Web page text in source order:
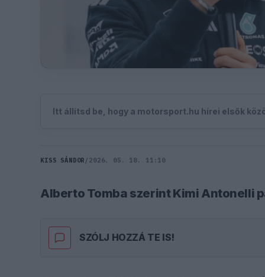
Itt állítsd be, hogy a motorsport.hu hírei elsők
KISS SÁNDOR / 2026. 05. 18. 11:10
Alberto Tomba szerint Kimi Antonelli
SZÓLJ HOZZÁ TE IS!